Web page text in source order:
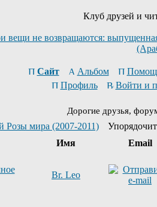
Клуб друзей и
вещи не возвращаются:
Сайт Альбом
Профиль
Войти и
Дорогие друзья,
Розы мира (2007-2011)
Имя Email
Br. Leo